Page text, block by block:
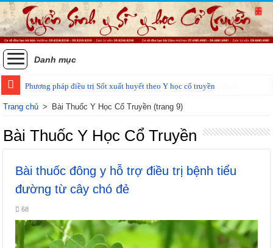
Danh mục
Phương pháp điều trị Sốt xuất huyết theo Y học cổ truyền
Trang chủ > Bài Thuốc Y Học Cổ Truyền (trang 9)
Bài Thuốc Y Học Cổ Truyền
Bài thuốc đông y hỗ trợ điều trị bệnh tiểu
đường từ cây chó đẻ
68